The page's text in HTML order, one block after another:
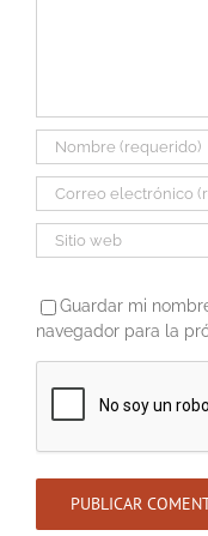
Guardar mi
navegador para la